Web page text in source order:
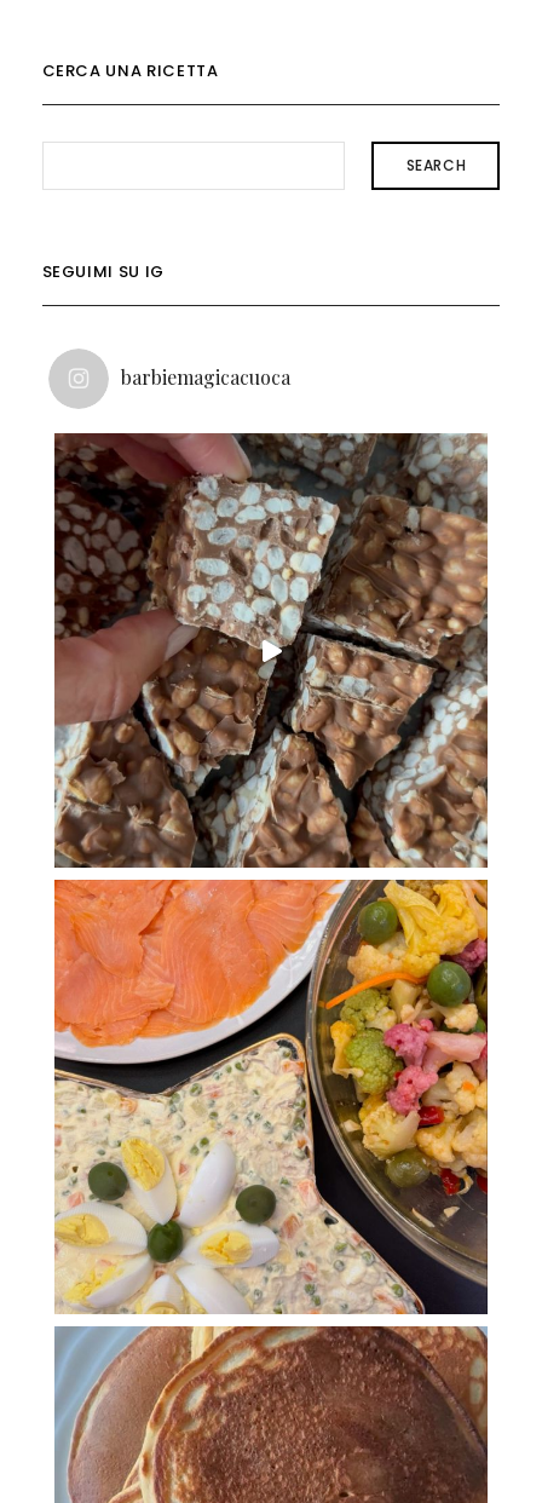
CERCA UNA RICETTA
SEARCH
SEGUIMI SU IG
barbiemagicacuoca